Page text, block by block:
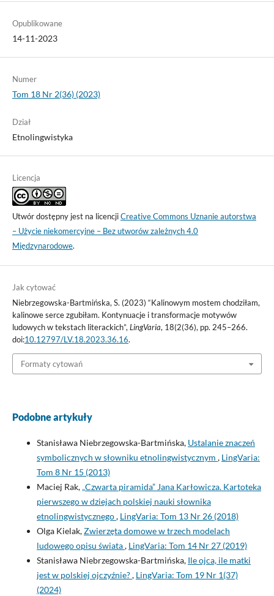
Opublikowane
14-11-2023
Numer
Tom 18 Nr 2(36) (2023)
Dział
Etnolingwistyka
Licencja
Utwór dostępny jest na licencjiCreative Commons Uznanie autorstwa
– Użycie niekomercyjne – Bez utworów zależnych 4.0
Międzynarodowe.
Jak cytować
Niebrzegowska-Bartmińska, S. (2023) “Kalinowym mostem chodziłam,
kalinowe serce zgubiłam. Kontynuacje i transformacje motywów
ludowych w tekstach literackich”, LingVaria, 18(2(36), pp. 245–266.
doi:10.12797/LV.18.2023.36.16.
Formaty cytowań
Podobne artykuły
Stanisława Niebrzegowska-Bartmińska, Ustalanie znaczeń
symbolicznych w słowniku etnolingwistycznym , LingVaria:
Tom 8 Nr 15 (2013)
Maciej Rak, „Czwarta piramida” Jana Karłowicza. Kartoteka
pierwszego w dziejach polskiej nauki słownika
etnolingwistycznego, LingVaria: Tom 13 Nr 26 (2018)
Olga Kielak,Zwierzęta domowe w trzech modelach
ludowego opisu świata, LingVaria: Tom 14 Nr 27 (2019)
Stanisława Niebrzegowska-Bartmińska, Ile ojca, ile matki
jest w polskiej ojczyźnie?, LingVaria: Tom 19 Nr 1(37)
(2024)